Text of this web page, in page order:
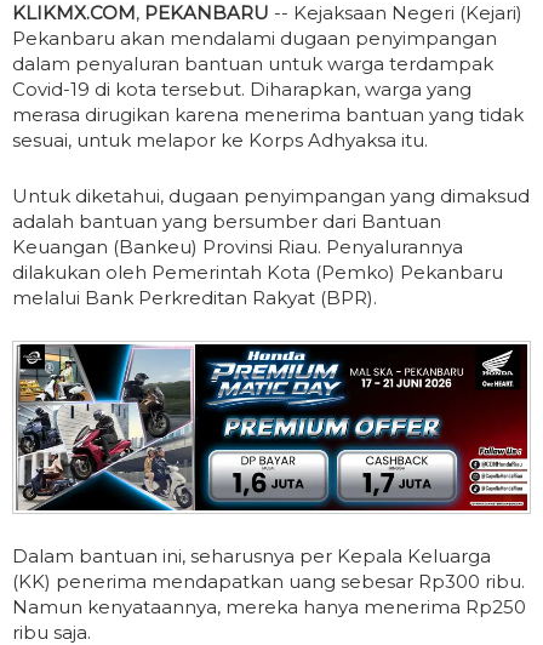
KLIKMX.COM, PEKANBARU -- Kejaksaan Negeri (Kejari)
Pekanbaru akan mendalami dugaan penyimpangan
dalam penyaluran bantuan untuk warga terdampak
Covid-19 di kota tersebut. Diharapkan, warga yang
merasa dirugikan karena menerima bantuan yang tidak
sesuai, untuk melapor ke Korps Adhyaksa itu.
Untuk diketahui, dugaan penyimpangan yang dimaksud
adalah bantuan yang bersumber dari Bantuan
Keuangan (Bankeu) Provinsi Riau. Penyalurannya
dilakukan oleh Pemerintah Kota (Pemko) Pekanbaru
melalui Bank Perkreditan Rakyat (BPR).
Dalam bantuan ini, seharusnya per Kepala Keluarga
(KK) penerima mendapatkan uang sebesar Rp300 ribu.
Namun kenyataannya, mereka hanya menerima Rp250
ribu saja.